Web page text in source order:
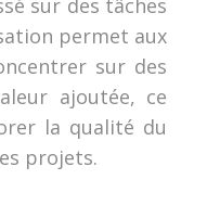
sur des tâches
permet aux
sur des
ajoutée, ce
la qualité du
projets.